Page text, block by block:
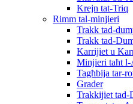
Krejn tat-Triq
Rimm tal-minjieri
Trakk tad-
Trakk tad-
Karrijiet u
Minjieri taħt
Tagħbija tar-
Grader
Trakkijiet tad-